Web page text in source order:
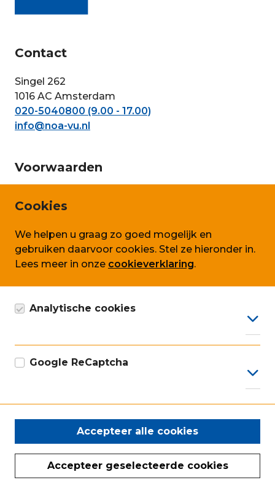
Contact
Singel 262
1016 AC Amsterdam
020-5040800 (9.00 - 17.00)
info@noa-vu.nl
Voorwaarden
Algemene voorwaarden SLA
Cookies
We helpen u graag zo goed mogelijk en
gebruiken daarvoor cookies. Stel ze hieronder in.
Lees meer in onze cookieverklaring.
Analytische cookies
Google Analytics cookie, anoniem gegevens
verzamelen, conform AVG.
Google ReCaptcha
Accepteer alle cookies
Accepteer geselecteerde cookies